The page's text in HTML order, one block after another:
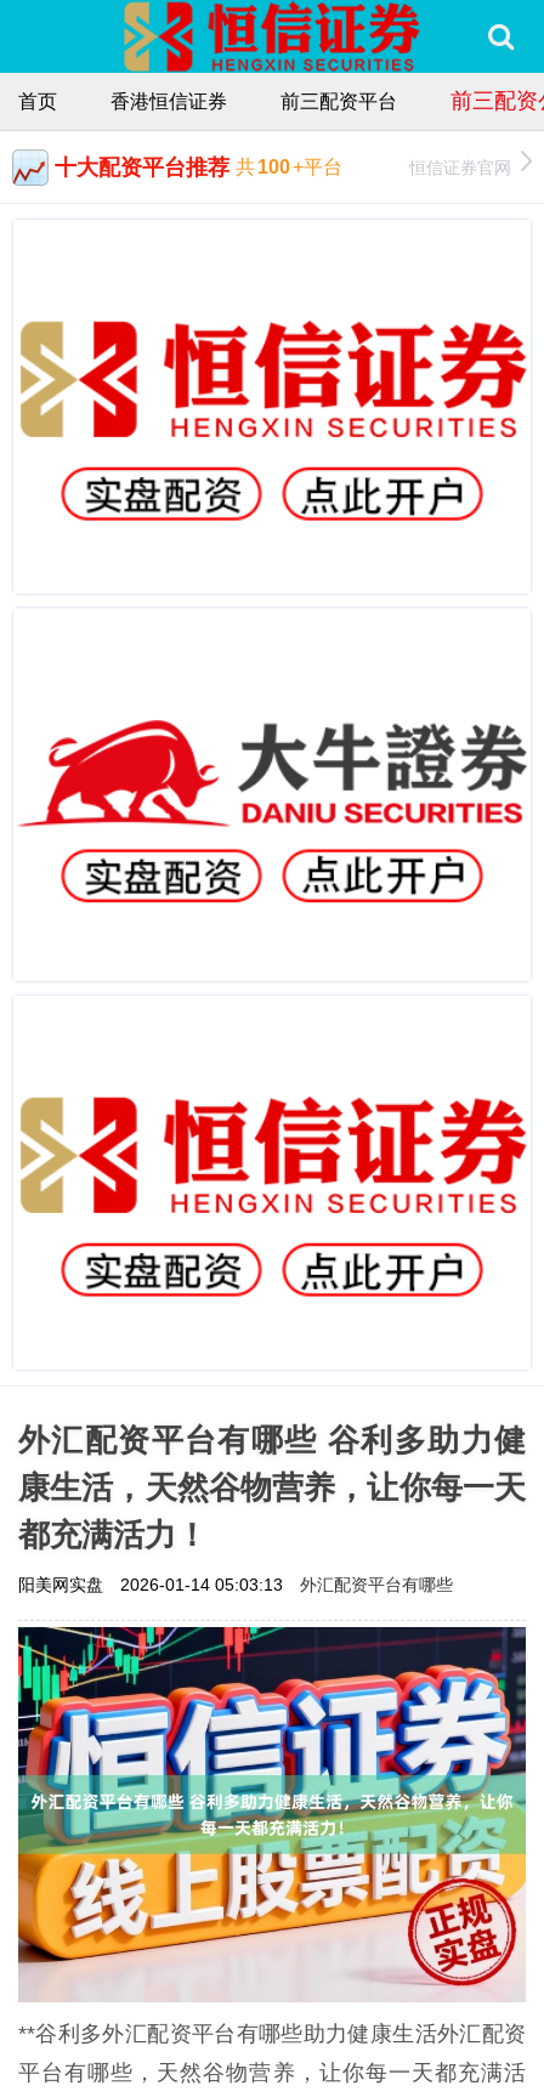
首页 香港恒信证券 前三配资平台 前三配资
十大配资平台推荐 共100+平台 恒信证券官网
外汇配资平台有哪些 谷利多助力健
康生活，天然谷物营养，让你每一天
都充满活力！
阳美网实盘 2026-01-14 05:03:13 外汇配资平台有哪些
**谷利多外汇配资平台有哪些助力健康生活外汇配资
平台有哪些，天然谷物营养，让你每一天都充满活